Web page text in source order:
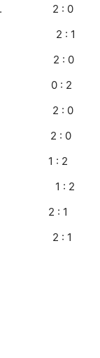
Śl. 2 : 0
2 : 1
Iwiny 2 : 0
0 : 2
2 : 0
2 : 0
1 : 2
1 : 2
Śl. 2 : 1
Śl. 2 : 1